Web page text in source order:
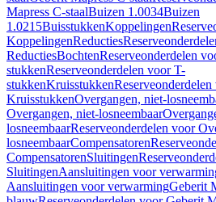
Mapress C-staalBuizen 1.0034Buizen
1.0215BuisstukkenKoppelingen
KoppelingenReducties
ReductiesBochtenReserveonderdelen
stukkenReserveonderdelen voor T-
stukkenKruisstukkenReserveonderdelen
KruisstukkenOvergangen, niet-
Overgangen, niet-losneembaar
losneembaarReserveonderdelen voor
losneembaarCompensatoren
CompensatorenSluitingen
SluitingenAansluitingen voor
Aansluitingen voor verwarmingGeberit